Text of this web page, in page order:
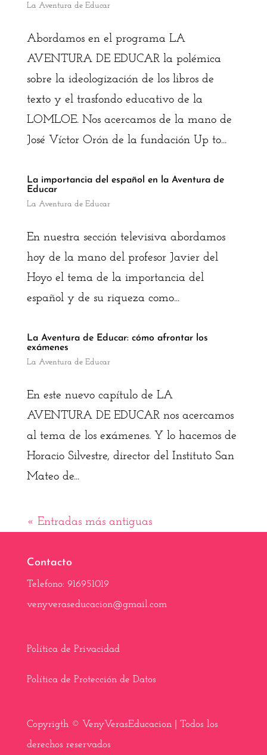
La Aventura de Educar
Abordamos en el programa LA
AVENTURA DE EDUCAR la polémica
sobre la ideologización de los libros de
texto y el trasfondo educativo de la
LOMLOE. Nos acercamos de la mano de
José Víctor Orón de la fundación Up to...
La importancia del español en la Aventura de
Educar
La Aventura de Educar
En nuestra sección televisiva abordamos
hoy de la mano del profesor Javier del
Hoyo el tema de la importancia del
español y de su riqueza como...
La Aventura de Educar: cómo afrontar los
exámenes
La Aventura de Educar
En este nuevo capítulo de LA
AVENTURA DE EDUCAR nos acercamos
al tema de los exámenes. Y lo hacemos de
Horacio Silvestre, director del Instituto San
Mateo de...
« Entradas más antiguas
Contacto
Telefono: 916951019
venyveraseducacion@gmail.com
Política de Privacidad
Política de Protección de Datos
Copyrigth © VenyVerasEducacion | Todos los
derechos reservados